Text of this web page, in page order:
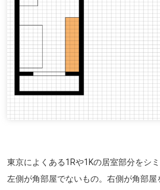
東京によくある1Rや1Kの居室部分をシ
左側が角部屋でないもの。右側が角部屋